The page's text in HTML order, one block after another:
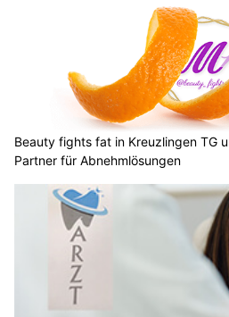
Beauty fights fat in Kreuzlingen TG
Partner für Abnehmlösungen